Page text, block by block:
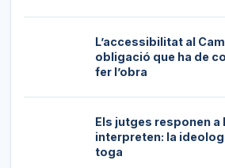
L’accessibilitat al
obligació que ha de
fer l’obra
Els jutges responen a
interpreten: la
toga